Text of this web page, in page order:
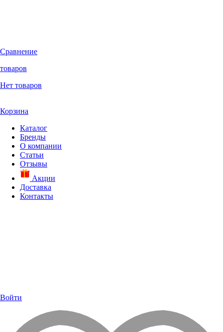
Сравнение
товаров
Нет товаров
Корзина
Каталог
Бренды
О компании
Статьи
Отзывы
Акции
Доставка
Контакты
Войти